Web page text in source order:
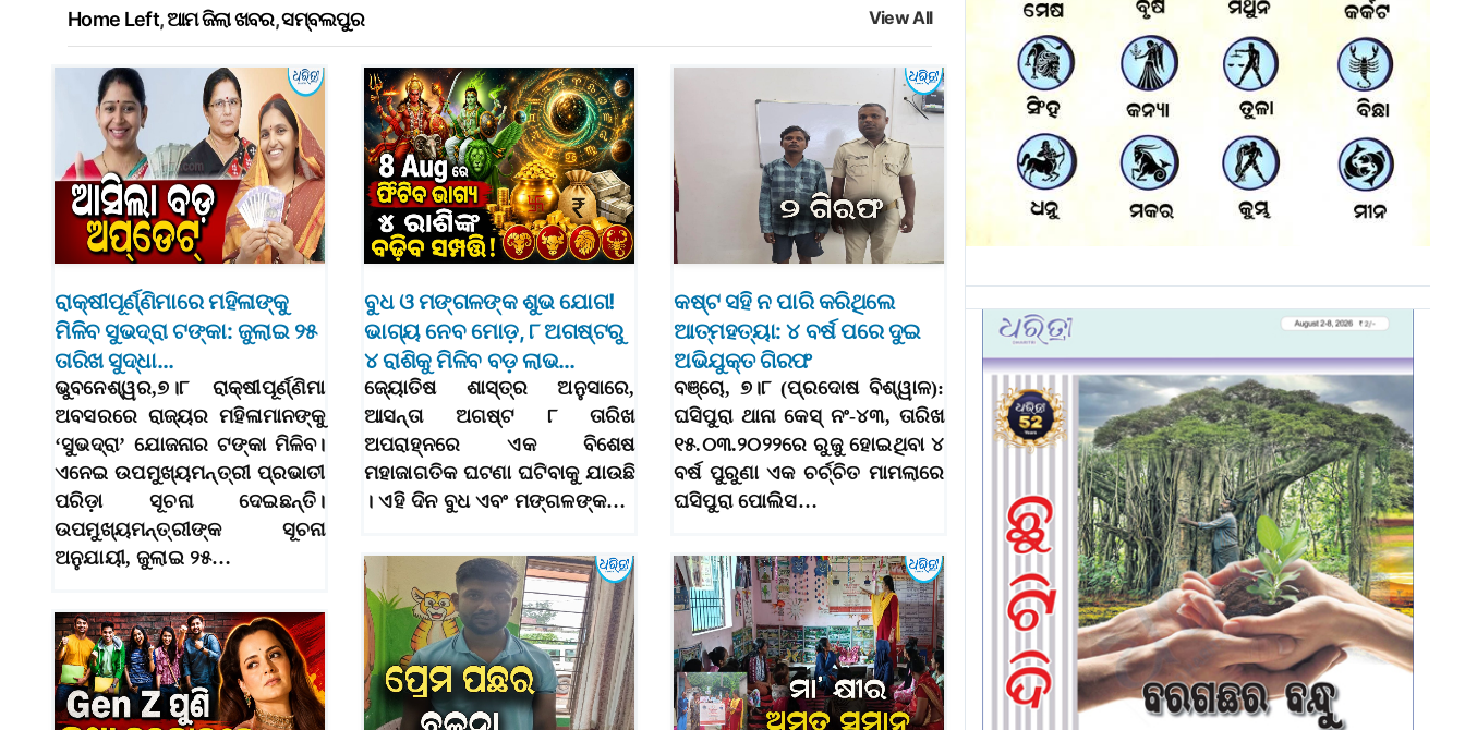
Home Left,ଆମ ଜିଲା ଖବର,ସମ୍ବଲପୁର View All
ରାକ୍ଷୀପୂର୍ଣ୍ଣିମାରେ ମହିଳାଙ୍କୁ
ମିଳିବ ସୁଭଦ୍ରା ଟଙ୍କା: ଜୁଲାଇ ୨୫
ତାରିଖ ସୁଦ୍ଧା…
ଭୁବନେଶ୍ୱର,୭।୮ ରାକ୍ଷୀପୂର୍ଣ୍ଣିମା
ଅବସରରେ ରାଜ୍ୟର ମହିଳାମାନଙ୍କୁ
‘ସୁଭଦ୍ରା’ ଯୋଜନାର ଟଙ୍କା ମିଳିବ।
ଏନେଇ ଉପମୁଖ୍ୟମନ୍ତ୍ରୀ ପ୍ରଭାତୀ
ପରିଡ଼ା ସୂଚନା ଦେଇଛନ୍ତି।
ଉପମୁଖ୍ୟମନ୍ତ୍ରୀଙ୍କ ସୂଚନା
ଅନୁଯାୟୀ, ଜୁଲାଇ ୨୫…
ବୁଧ ଓ ମଙ୍ଗଳଙ୍କ ଶୁଭ ଯୋଗ!
ଭାଗ୍ୟ ନେବ ମୋଡ଼, ୮ ଅଗଷ୍ଟରୁ
୪ ରାଶିକୁ ମିଳିବ ବଡ଼ ଲାଭ…
ଜ୍ୟୋତିଷ ଶାସ୍ତ୍ର ଅନୁସାରେ,
ଆସନ୍ତା ଅଗଷ୍ଟ ୮ ତାରିଖ
ଅପରାହ୍ନରେ ଏକ ବିଶେଷ
ମହାଜାଗତିକ ଘଟଣା ଘଟିବାକୁ ଯାଉଛି
। ଏହି ଦିନ ବୁଧ ଏବଂ ମଙ୍ଗଳଙ୍କ…
କଷ୍ଟ ସହି ନ ପାରି କରିଥିଲେ
ଆତ୍ମହତ୍ୟା: ୪ ବର୍ଷ ପରେ ଦୁଇ
ଅଭିଯୁକ୍ତ ଗିରଫ
ବଞ୍ଚୋ, ୭।୮ (ପ୍ରଦୋଷ ବିଶ୍ୱାଳ):
ଘସିପୁରା ଥାନା କେସ୍ ନଂ-୪୩, ତାରିଖ
୧୫.୦୩.୨୦୨୨ରେ ରୁଜୁ ହୋଇଥିବା ୪
ବର୍ଷ ପୁରୁଣା ଏକ ଚର୍ଚ୍ଚିତ ମାମଲାରେ
ଘସିପୁରା ପୋଲିସ…